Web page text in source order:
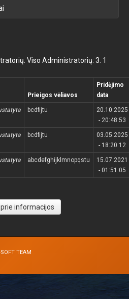
Viso Administratorių: 3. 1
Prieigos vėliavos
Pridėjimo
data
bcdfijtu
20.10.2025
- 20:48:53
bcdfijtu
03.05.2025
- 18:20:12
abcdefghijklmnopqstu
15.07.2021
- 01:51:05
prie informacijos
SOFT TEAM